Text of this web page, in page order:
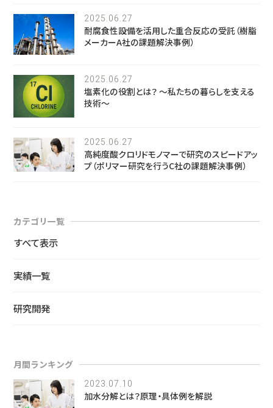
2025.06.27
耐腐食性設備を活用した重合反応の受託（樹脂
メーカーA社の課題解決事例）
2025.06.27
塩素化の役割とは？ 〜私たちの暮らしを支える
技術〜
2025.06.27
高純度酸クロリドモノマーで研究のスピードアッ
プ（ポリマー研究を行うC社の課題解決事例）
カテゴリ一覧
すべて表示
実績一覧
研究開発
月間ランキング
2023.07.10
加水分解とは？原理・具体例を解説